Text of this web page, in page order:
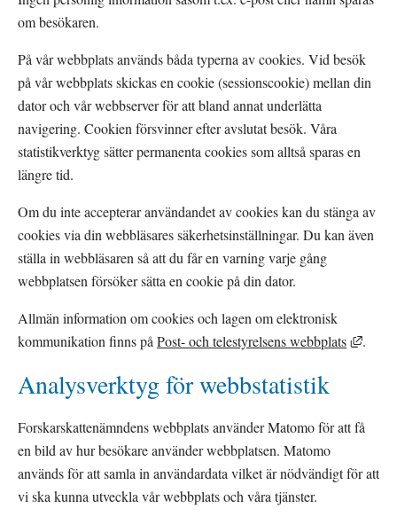
om besökaren.
På vår webbplats används båda typerna av cookies. Vid besök
på vår webbplats skickas en cookie (sessionscookie) mellan din
dator och vår webbserver för att bland annat underlätta
navigering. Cookien försvinner efter avslutat besök. Våra
statistikverktyg sätter permanenta cookies som alltså sparas en
längre tid.
Om du inte accepterar användandet av cookies kan du stänga av
cookies via din webbläsares säkerhetsinställningar. Du kan även
ställa in webbläsaren så att du får en varning varje gång
webbplatsen försöker sätta en cookie på din dator.
Allmän information om cookies och lagen om elektronisk
kommunikation finns på Post- och telestyrelsens webbplats Länk
.
Analysverktyg för webbstatistik
Forskarskattenämndens webbplats använder Matomo för att få
en bild av hur besökare använder webbplatsen. Matomo
används för att samla in användardata vilket är nödvändigt för att
vi ska kunna utveckla vår webbplats och våra tjänster.